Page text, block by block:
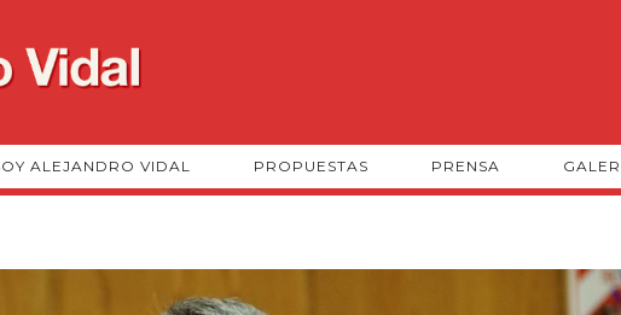
ALEJANDRO VIDAL PROPUESTAS PRENSA